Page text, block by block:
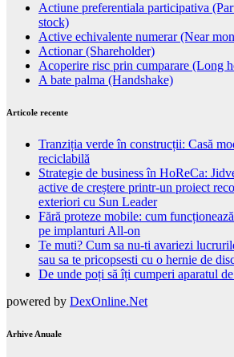
Actiune preferentiala participativa
stock)
Active echivalente numerar (Near
Actionar (Shareholder)
Acoperire risc prin cumparare (Long
A bate palma (Handshake)
Articole recente
Tranziția verde în construcții: Casă
reciclabilă
Strategie de business în HoReCa:
active de creștere printr-un proiect
exteriori cu Sun Leader
Fără proteze mobile: cum
pe implanturi All-on
Te muti? Cum sa nu-ti avariezi
sau sa te pricopsesti cu o hernie de
De unde poți să îți cumperi aparatul
powered by DexOnline.Net
Arhive Anuale